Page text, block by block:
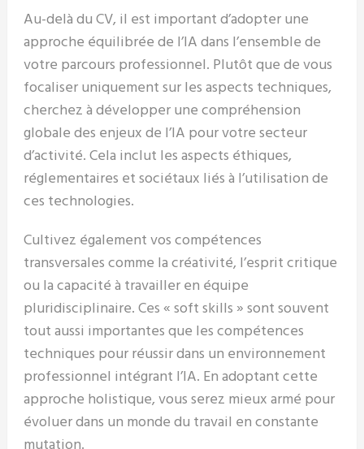
Au-delà du CV, il est important d’adopter une
approche équilibrée de l’IA dans l’ensemble de
votre parcours professionnel. Plutôt que de vous
focaliser uniquement sur les aspects techniques,
cherchez à développer une compréhension
globale des enjeux de l’IA pour votre secteur
d’activité. Cela inclut les aspects éthiques,
réglementaires et sociétaux liés à l’utilisation de
ces technologies.
Cultivez également vos compétences
transversales comme la créativité, l’esprit critique
ou la capacité à travailler en équipe
pluridisciplinaire. Ces « soft skills » sont souvent
tout aussi importantes que les compétences
techniques pour réussir dans un environnement
professionnel intégrant l’IA. En adoptant cette
approche holistique, vous serez mieux armé pour
évoluer dans un monde du travail en constante